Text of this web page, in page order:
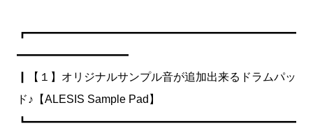
┏━━━━━━━━━━━━━━━━━━━━━━━━
━━━━━━━━━━
┃【１】オリジナルサンプル音が追加出来るドラムパッ
ド♪【ALESIS Sample Pad】
┗━━━━━━━━━━━━━━━━━━━━━━━━